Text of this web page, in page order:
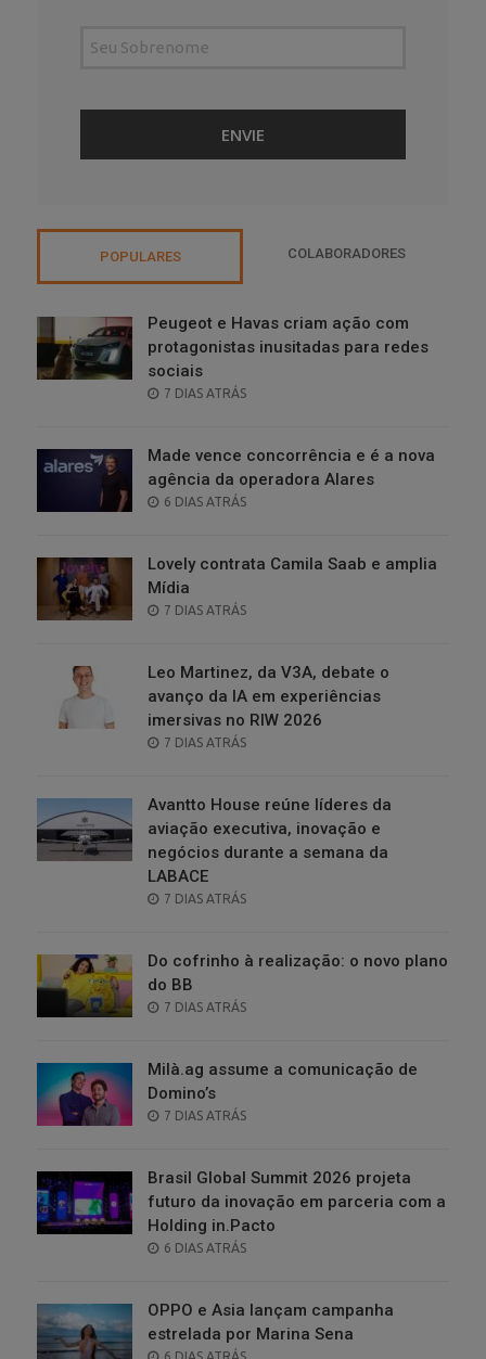
POPULARES COLABORADORES
Peugeot e Havas criam ação com
protagonistas inusitadas para redes
sociais
POSTED
7 DIAS ATRÁS
Made vence concorrência e é a nova
agência da operadora Alares
POSTED
6 DIAS ATRÁS
Lovely contrata Camila Saab e amplia
Mídia
POSTED
7 DIAS ATRÁS
Leo Martinez, da V3A, debate o
avanço da IA em experiências
imersivas no RIW 2026
POSTED
7 DIAS ATRÁS
Avantto House reúne líderes da
aviação executiva, inovação e
negócios durante a semana da
LABACE
POSTED
7 DIAS ATRÁS
Do cofrinho à realização: o novo plano
do BB
POSTED
7 DIAS ATRÁS
Milà.ag assume a comunicação de
Domino’s
POSTED
7 DIAS ATRÁS
Brasil Global Summit 2026 projeta
futuro da inovação em parceria com a
Holding in.Pacto
POSTED
6 DIAS ATRÁS
OPPO e Asia lançam campanha
estrelada por Marina Sena
POSTED
6 DIAS ATRÁS